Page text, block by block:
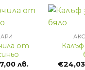
от
лв.
Калъф
€24,03